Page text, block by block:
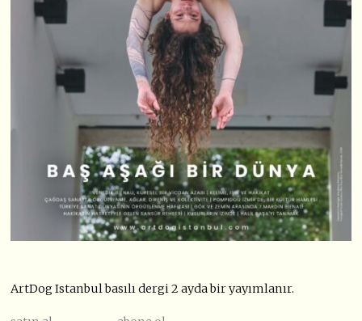
ArtDog Istanbul basılı dergi 2 ayda bir yayımlanır.